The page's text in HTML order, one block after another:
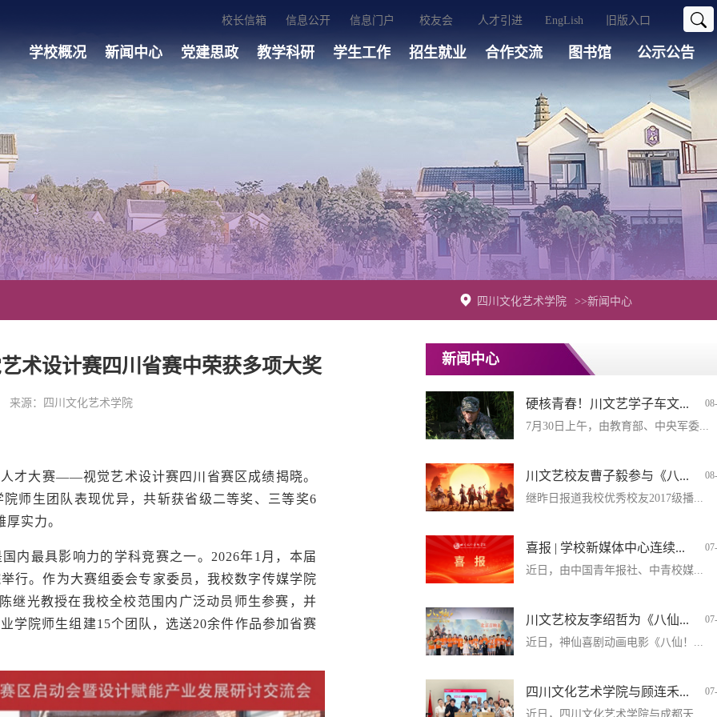
四川文化艺术学院 >>新闻中心
术设计赛四川省赛中荣获多项大奖
来源：四川文化艺术学院
才大赛——视觉艺术设计赛四川省赛区成绩揭晓。
师生团队表现优异，共斩获省级二等奖、三等奖6
实力。
内最具影响力的学科竞赛之一。2026年1月，本届
行。作为大赛组委会专家委员，我校数字传媒学院
继光教授在我校全校范围内广泛动员师生参赛，并
学院师生组建15个团队，选送20余件作品参加省赛
新闻中心
硬核青春！川文艺学子车文...
7月30日上午，由教育部、中央军委...
川文艺校友曹子毅参与《八...
继昨日报道我校优秀校友2017级播...
喜报 | 学校新媒体中心连续...
近日，由中国青年报社、中青校媒...
川文艺校友李绍哲为《八仙...
近日，神仙喜剧动画电影《八仙！...
四川文化艺术学院与顾连禾...
近日，四川文化艺术学院与成都天...
学校概况 新闻中心 党建思政 教学科研 学生工作 招生就业 合作交流 图书馆 公示公告
校长信箱 信息公开 信息门户 校友会 人才引进 EngLish 旧版入口